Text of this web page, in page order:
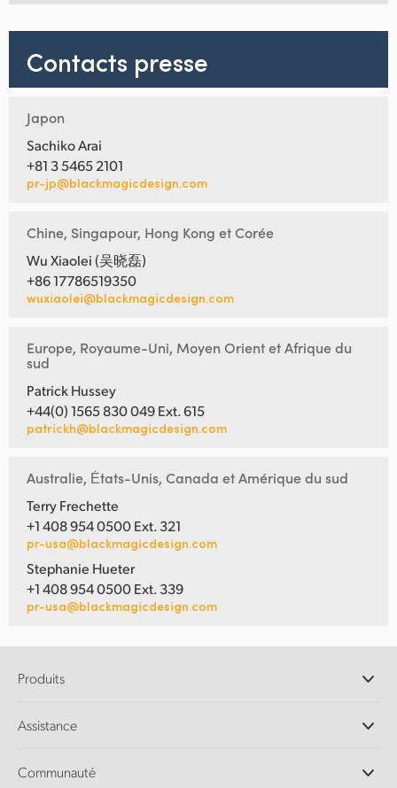
Contacts presse
Japon
Sachiko Arai
+81 3 5465 2101
pr-jp@blackmagicdesign.com
Chine, Singapour, Hong Kong et Corée
Wu Xiaolei (吴晓磊)
+86 17786519350
wuxiaolei@blackmagicdesign.com
Europe, Royaume-Uni, Moyen Orient et Afrique du
sud
Patrick Hussey
+44(0) 1565 830 049 Ext. 615
patrickh@blackmagicdesign.com
Australie, Ėtats-Unis, Canada et Amérique du sud
Terry Frechette
+1 408 954 0500 Ext. 321
pr-usa@blackmagicdesign.com
Stephanie Hueter
+1 408 954 0500 Ext. 339
pr-usa@blackmagicdesign.com
Produits
Logiciels DaVinci Resolve et Fusion
Ultimatte
Assistance
Centre d'assistance technique
Communauté